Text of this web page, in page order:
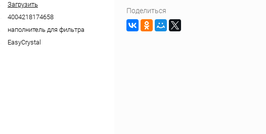
Загрузить
4004218174658
наполнитель для фильтра
EasyCrystal
Поделиться